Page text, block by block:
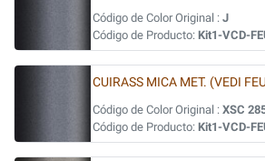
Código de Color Original : J
Código de Producto: Kit1-VCD-
CUIRASS MICA MET. (VEDI
Código de Color Original : XSC
Código de Producto: Kit1-VCD-